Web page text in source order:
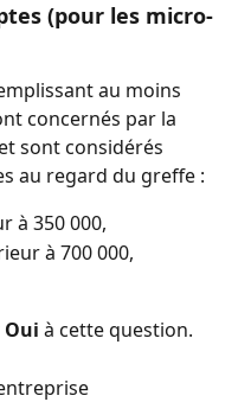
(pour les micro-
au moins
concernés par la
sont considérés
au regard du greffe :
à 350 000,
à 700 000,
Oui à cette question.